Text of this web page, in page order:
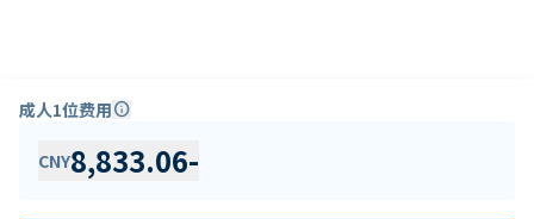
成人1位费用info
CNY8,833.06-